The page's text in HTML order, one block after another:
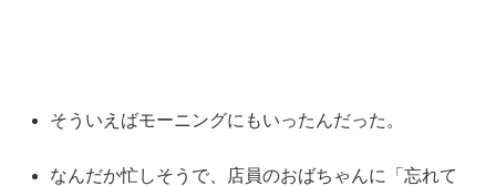
そういえばモーニングにもいったんだった。
なんだか忙しそうで、店員のおばちゃんに「忘れて